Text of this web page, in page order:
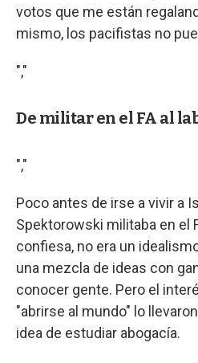
votos que me están
mismo, los pacifistas no
","
De militar en el FA al
","
Poco antes de irse a vivir a
Spektorowski militaba en el
confiesa, no era un
una mezcla de ideas con
conocer gente. Pero el
"abrirse al mundo" lo
idea de estudiar abogacía.